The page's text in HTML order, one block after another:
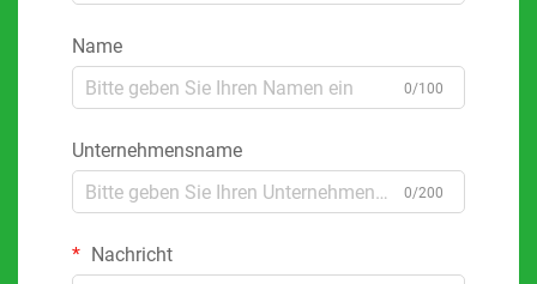
Name
0/100
Unternehmensname
0/200
Nachricht